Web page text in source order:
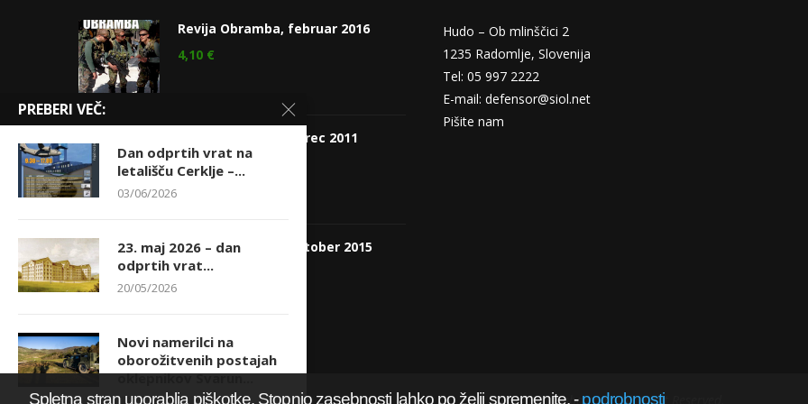
Spletna stran uporablja piškotke. Stopnjo zasebnosti lahko po želji spremenite.-podrobnosti
Revija Obramba, februar 2016
4,10 €
Revija Obramba marec 2011
3,94€
Revija Obramba, oktober 2015
4,10€
Hudo – Ob mlinščici 2
1235 Radomlje, Slovenija
Tel: 05 997 2222
E-mail: defensor@siol.net
Pišite nam
@2022 obramba.com - All Right Reserved.
PREBERI VEČ:
Dan odprtih vrat na
letališču Cerklje –...
03/06/2026
23. maj 2026 – dan
odprtih vrat...
20/05/2026
Novi namerilci na
oborožitvenih postajah
oklepnikov Svarun...
08/05/2026